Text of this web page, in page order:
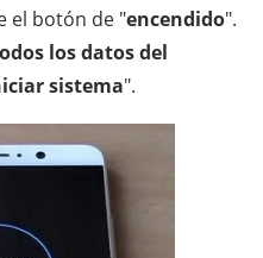
el botón de "encendido".
los datos del
sistema".